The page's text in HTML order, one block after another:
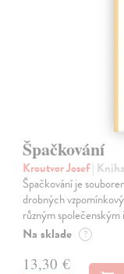
Špačkování
Kroutvor Josef| Kniha
Špačkování je
drobných
různým
Na sklade ?
13,30 €